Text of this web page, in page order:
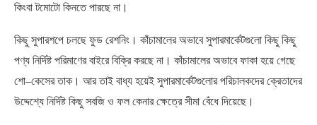
কিংবা টমোটো কিনতে পারছে না।
কিছু সুপারশপে চলছে ফুড রেশনিং। কাঁচামালের অভাবে সুপারমার্কেটগুলো কিছু কিছু
পণ্য নির্দিষ্ট পরিমাণের বাইরে বিক্রি করছে না। কাঁচামালের অভাবে ফাকা হয়ে গেছে
শো–কেসের তাক। আর তাই বাধ্য হয়েই সুপারমার্কেটগুলোর পরিচালকদের ক্রেতাদের
উদ্দেশ্যে নির্দিষ্ট কিছু সবজি ও ফল কেনার ক্ষেত্রে সীমা বেঁধে দিয়েছে।